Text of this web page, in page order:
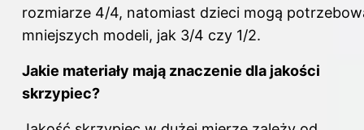
rozmiarze 4/4, natomiast dzieci mogą
mniejszych modeli, jak 3/4 czy 1/2.
Jakie materiały mają znaczenie dla jakości
skrzypiec?